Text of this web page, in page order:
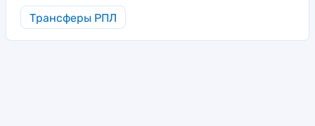
Трансферы РПЛ